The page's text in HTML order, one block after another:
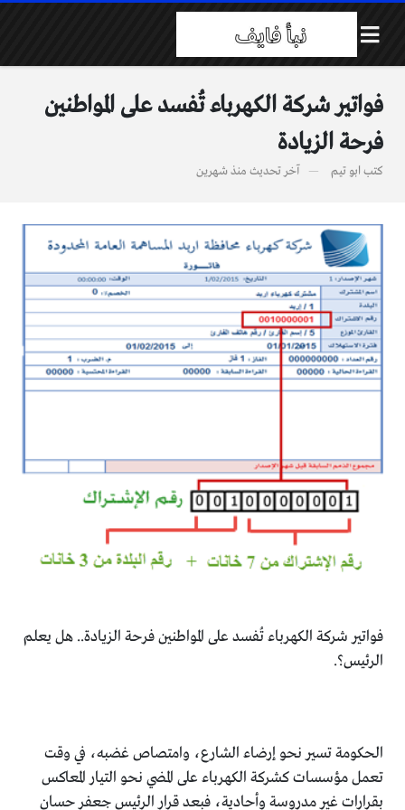
فواتير شركة الكهرباء تُفسد على المواطنين
فرحة الزيادة
كتب ابو تيم آخر تحديث منذ شهرين
فواتير شركة الكهرباء تُفسد على المواطنين فرحة الزيادة.. هل يعلم
الرئيس؟.
الحكومة تسير نحو إرضاء الشارع، وامتصاص غضبه، في وقت
تعمل مؤسسات كشركة الكهرباء على المضي نحو التيار المعاكس
بقرارات غير مدروسة وأحادية، فبعد قرار الرئيس جعفر حسان